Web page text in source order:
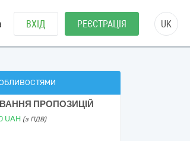
ВХІД РЕЄСТРАЦІЯ UK
ПРОПОЗИЦІЙ
UAH (з ПДВ)